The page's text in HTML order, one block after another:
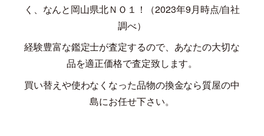
く、なんと岡山県北ＮＯ１！（2023年9月時点/自社
調べ）
経験豊富な鑑定士が査定するので、あなたの大切な
品を適正価格で査定致します。
買い替えや使わなくなった品物の換金なら質屋の中
島にお任せ下さい。